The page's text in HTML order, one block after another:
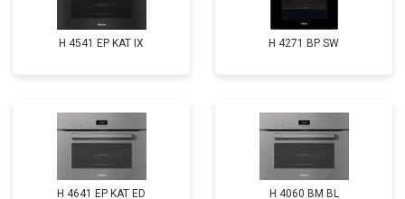
H 4541 EP KAT IX H 4271 BP SW
H 4641 EP KAT ED H 4060 BM BL